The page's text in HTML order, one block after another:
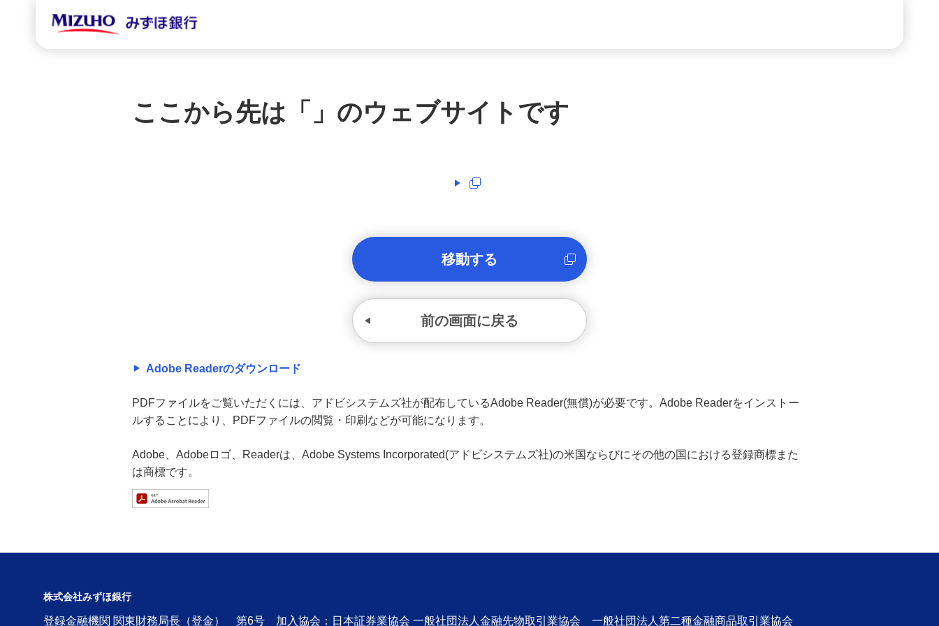
ここから先は「 」のウェブサイトです
移動する
前の画面に戻る
Adobe Readerのダウンロード
PDFファイルをご覧いただくには、アドビシステムズ社が配布しているAdobe Reader(無償)が必要です。Adobe Readerをインストー
ルすることにより、PDFファイルの閲覧・印刷などが可能になります。
Adobe、Adobeロゴ、Readerは、Adobe Systems Incorporated(アドビシステムズ社)の米国ならびにその他の国における登録商標また
は商標です。
株式会社みずほ銀行
登録金融機関 関東財務局長（登金） 第6号 加入協会：日本証券業協会 一般社団法人金融先物取引業協会 一般社団法人第二種金融商品取引業協会